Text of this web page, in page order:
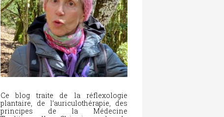
Ce blog traite de la réflexologie
plantaire, de l’auriculothérapie, des
principes de la Médecine